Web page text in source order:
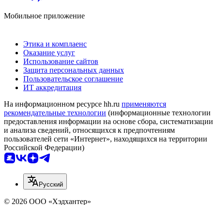
Мобильное приложение
Этика и комплаенс
Оказание услуг
Использование сайтов
Защита персональных данных
Пользовательское соглашение
ИТ аккредитация
На информационном ресурсе hh.ru применяются
рекомендательные технологии (информационные технологии
предоставления информации на основе сбора, систематизации
и анализа сведений, относящихся к предпочтениям
пользователей сети «Интернет», находящихся на территории
Российской Федерации)
Русский
© 2026 ООО «Хэдхантер»